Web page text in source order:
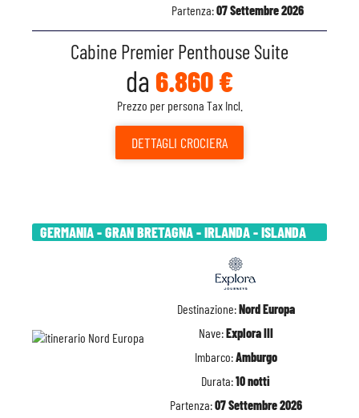
Partenza:07 Settembre 2026
Cabine Premier Penthouse Suite
da 6.860 €
Prezzo per persona Tax Incl.
DETTAGLI CROCIERA
GERMANIA - GRAN BRETAGNA - IRLANDA - ISLANDA
Destinazione:Nord Europa
Nave:Explora III
Imbarco:Amburgo
Durata:10 notti
Partenza:07 Settembre 2026